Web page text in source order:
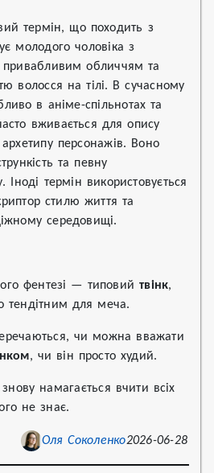
термін, що походить з
молодого чоловіка з
привабливим обличчям та
волосся на тілі. В сучасному
в аніме-спільнотах та
вживається для опису
архетипу персонажів. Воно
та певну
Іноді термін використовується
стилю життя та
середовищі.
фентезі — типовийтвінк,
тендітним для меча.
чи можна вважати
, чи він просто худий.
намагається вчити всіх
не знає.
Оля Соколенко2026-06-28